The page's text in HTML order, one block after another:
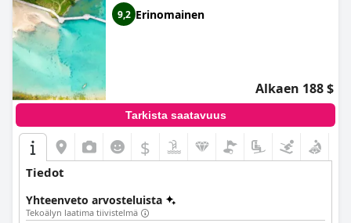
9,2 Erinomainen
Alkaen 188 $
Tarkista saatavuus
$
Tiedot
Yhteenveto arvosteluista
Tekoälyn laatima tiivistelmä